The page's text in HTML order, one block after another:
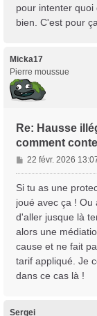
pour intenter quoi
bien. C'est pour
Micka17
Pierre moussue
Re: Hausse
comment
M
e
s
g
e
22 févr. 2026
Si tu as une
joué avec ça ! Ou
d'aller jusque là
alors une
cause et ne fait
tarif appliqué. Je
dans ce cas là !
Sergei